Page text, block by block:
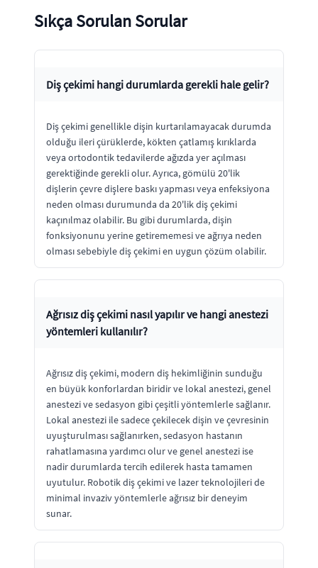
Sıkça Sorulan Sorular
Diş çekimi hangi durumlarda gerekli hale gelir?
Diş çekimi genellikle dişin kurtarılamayacak durumda
olduğu ileri çürüklerde, kökten çatlamış kırıklarda
veya ortodontik tedavilerde ağızda yer açılması
gerektiğinde gerekli olur. Ayrıca, gömülü 20'lik
dişlerin çevre dişlere baskı yapması veya enfeksiyona
neden olması durumunda da 20'lik diş çekimi
kaçınılmaz olabilir. Bu gibi durumlarda, dişin
fonksiyonunu yerine getirememesi ve ağrıya neden
olması sebebiyle diş çekimi en uygun çözüm olabilir.
Ağrısız diş çekimi nasıl yapılır ve hangi anestezi
yöntemleri kullanılır?
Ağrısız diş çekimi, modern diş hekimliğinin sunduğu
en büyük konforlardan biridir ve lokal anestezi, genel
anestezi ve sedasyon gibi çeşitli yöntemlerle sağlanır.
Lokal anestezi ile sadece çekilecek dişin ve çevresinin
uyuşturulması sağlanırken, sedasyon hastanın
rahatlamasına yardımcı olur ve genel anestezi ise
nadir durumlarda tercih edilerek hasta tamamen
uyutulur. Robotik diş çekimi ve lazer teknolojileri de
minimal invaziv yöntemlerle ağrısız bir deneyim
sunar.